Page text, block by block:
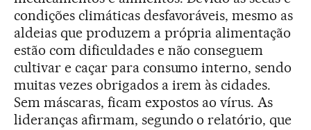
condições climáticas desfavoráveis, mesmo as
aldeias que produzem a própria alimentação
estão com dificuldades e não conseguem
cultivar e caçar para consumo interno, sendo
muitas vezes obrigados a irem às cidades.
Sem máscaras, ficam expostos ao vírus. As
lideranças afirmam, segundo o relatório, que